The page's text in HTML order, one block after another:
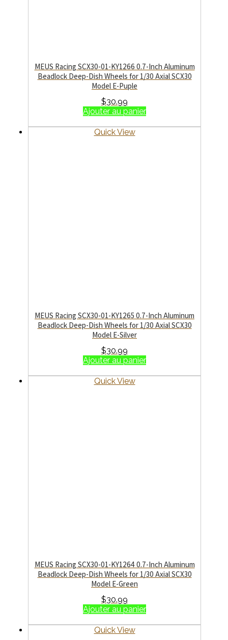
MEUS Racing SCX30-01-KY1266 0.7-Inch Aluminum
Beadlock Deep-Dish Wheels for 1/30 Axial SCX30
Model E-Puple
$30.99
Ajouter au panier
Quick View
MEUS Racing SCX30-01-KY1265 0.7-Inch Aluminum
Beadlock Deep-Dish Wheels for 1/30 Axial SCX30
Model E-Silver
$30.99
Ajouter au panier
Quick View
MEUS Racing SCX30-01-KY1264 0.7-Inch Aluminum
Beadlock Deep-Dish Wheels for 1/30 Axial SCX30
Model E-Green
$30.99
Ajouter au panier
Quick View